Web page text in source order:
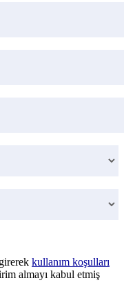
kullanım koşulları
almayı kabul etmiş